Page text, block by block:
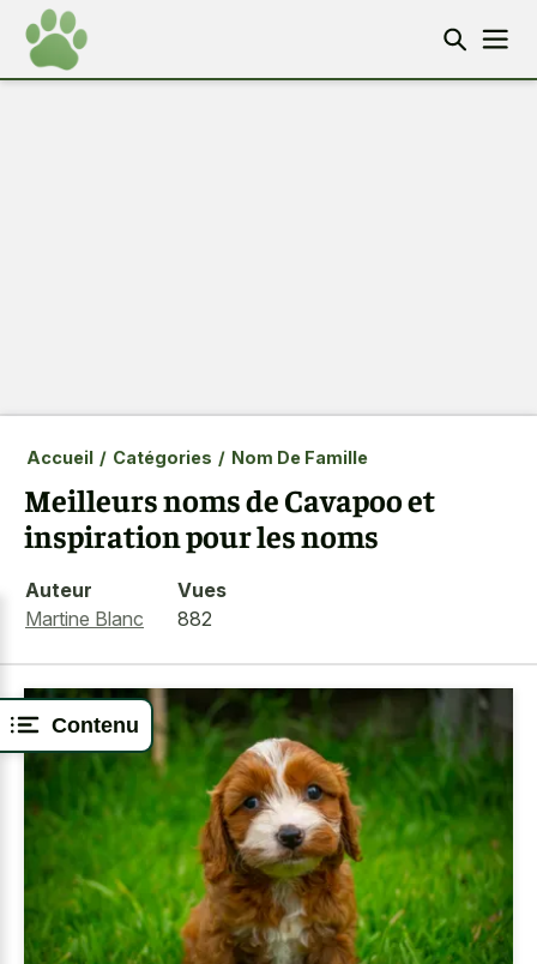
Contenu
Accueil / Catégories / Nom De Famille
Meilleurs noms de Cavapoo et
inspiration pour les noms
Auteur
Martine Blanc
Vues
882